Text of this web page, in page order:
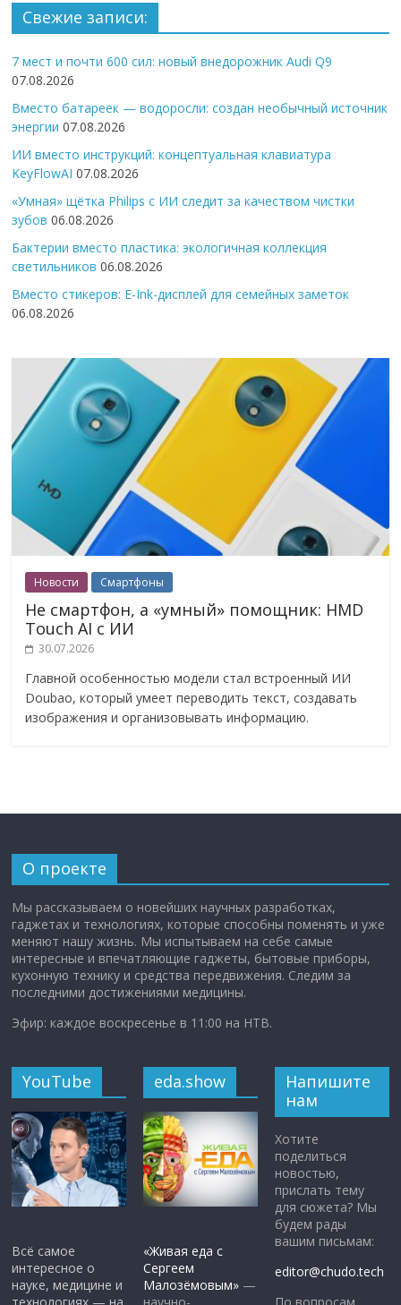
Свежие записи:
7 мест и почти 600 сил: новый внедорожник Audi Q9
07.08.2026
Вместо батареек — водоросли: создан необычный источник
энергии 07.08.2026
ИИ вместо инструкций: концептуальная клавиатура
KeyFlowAI 07.08.2026
«Умная» щётка Philips с ИИ следит за качеством чистки
зубов 06.08.2026
Бактерии вместо пластика: экологичная коллекция
светильников 06.08.2026
Вместо стикеров: E-Ink-дисплей для семейных заметок
06.08.2026
Новости Смартфоны
Не смартфон, а «умный» помощник: HMD
Touch AI с ИИ
30.07.2026
Главной особенностью модели стал встроенный ИИ
Doubao, который умеет переводить текст, создавать
изображения и организовывать информацию.
О проекте
Мы рассказываем о новейших научных разработках,
гаджетах и технологиях, которые способны поменять и уже
меняют нашу жизнь. Мы испытываем на себе самые
интересные и впечатляющие гаджеты, бытовые приборы,
кухонную технику и средства передвижения. Следим за
последними достижениями медицины.
Эфир: каждое воскресенье в 11:00 на НТВ.
YouTube
Всё самое
интересное о
науке, медицине и
eda.show
«Живая еда с
Сергеем
Малозёмовым» —
Напишите
нам
Хотите
поделиться
новостью,
прислать тему
для сюжета? Мы
будем рады
вашим письмам:
editor@chudo.tech